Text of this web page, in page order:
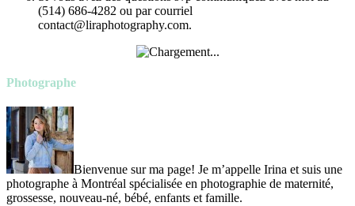
(514) 686-4282 ou par courriel
contact@liraphotography.com.
Photographe
Bienvenue sur ma page! Je m’appelle Irina et suis une
photographe à Montréal spécialisée en photographie de maternité,
grossesse, nouveau-né, bébé, enfants et famille.